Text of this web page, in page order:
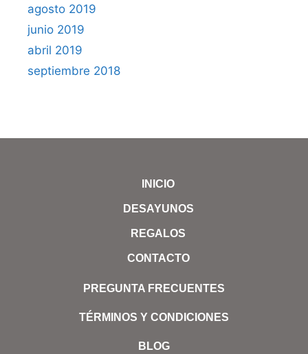
agosto 2019
junio 2019
abril 2019
septiembre 2018
INICIO
DESAYUNOS
REGALOS
CONTACTO
PREGUNTA FRECUENTES
TÉRMINOS Y CONDICIONES
BLOG